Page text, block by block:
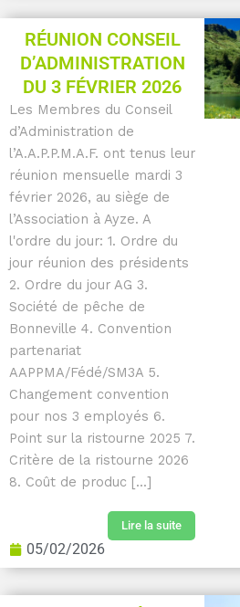
RÉUNION CONSEIL
D’ADMINISTRATION
DU 3 FÉVRIER 2026
Les Membres du Conseil
d’Administration de
l’A.A.P.P.M.A.F. ont tenus leur
réunion mensuelle mardi 3
février 2026, au siège de
l’Association à Ayze. A
l'ordre du jour: 1. Ordre du
jour réunion des présidents
2. Ordre du jour AG 3.
Société de pêche de
Bonneville 4. Convention
partenariat
AAPPMA/Fédé/SM3A 5.
Changement convention
pour nos 3 employés 6.
Point sur la ristourne 2025 7.
Critère de la ristourne 2026
8. Coût de produc [...]
Lire la suite
05/02/2026